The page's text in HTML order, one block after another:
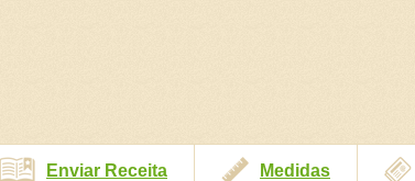
Enviar Receita Medidas